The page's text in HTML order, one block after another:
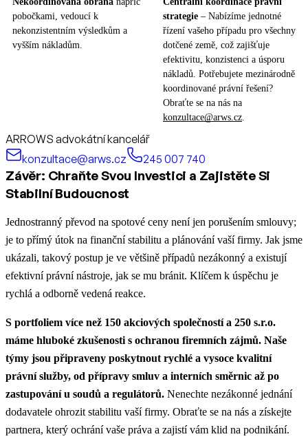
pobočkami, vedoucí k
nekonzistentním výsledkům a
vyšším nákladům.
strategie – Nabízíme jednotné
řízení vašeho případu pro všechny
dotčené země, což zajišťuje
efektivitu, konzistenci a úsporu
nákladů. Potřebujete mezinárodně
koordinované právní řešení?
Obraťte se na nás na
konzultace@arws.cz
ARROWS advokátní kancelář
konzultace@arws.cz
245 007 740
Závěr: Chraňte Svou Investici a Zajistěte Si
Stabilní Budoucnost
Jednostranný převod na spotové ceny není jen porušením smlouvy;
je to přímý útok na finanční stabilitu a plánování vaší firmy. Jak jsme
ukázali, takový postup je ve většině případů nezákonný a existují
efektivní právní nástroje, jak se mu bránit. Klíčem k úspěchu je
rychlá a odborně vedená reakce.
S portfoliem více než 150 akciových společností a 250 s.r.o.
máme hluboké zkušenosti s ochranou firemních zájmů. Naše
týmy jsou připraveny poskytnout rychlé a vysoce kvalitní
právní služby, od přípravy smluv a interních směrnic až po
zastupování u soudů a regulátorů. Nenechte nezákonné jednání
dodavatele ohrozit stabilitu vaší firmy. Obraťte se na nás a získejte
partnera, který ochrání vaše práva a zajistí vám klid na podnikání.